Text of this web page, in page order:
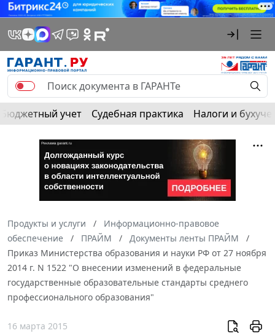
Бюджетный учет Судебная практика Налоги и
Продукты и услуги
Информационно-правовое
обеспечение
ПРАЙМ
Документы ленты ПРАЙМ
Приказ Министерства образования и науки РФ от 27 ноября
2014 г. N 1522 "О внесении изменений в федеральные
государственные образовательные стандарты среднего
профессионального образования"
16 марта 2015